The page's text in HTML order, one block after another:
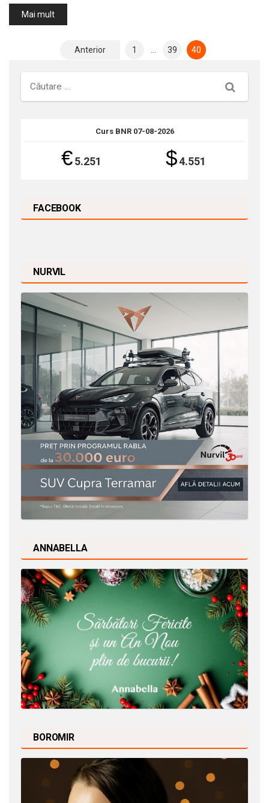
Mai mult
PaginațieAnterior 1 39 40
Căutare
Curs BNR 07-08-2026
€5.251 $4.551
FACEBOOK
NURVIL
ANNABELLA
BOROMIR